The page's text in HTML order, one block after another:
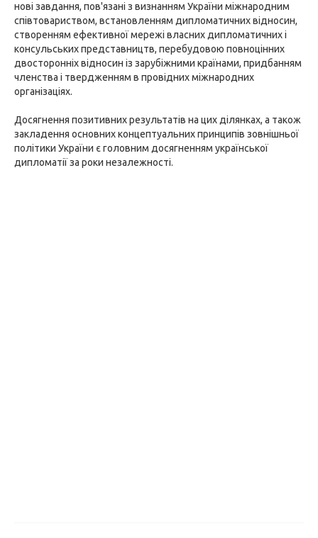
нові завдання, пов'язані з визнанням України міжнародним
співтовариством, встановленням дипломатичних відносин,
створенням ефективної мережі власних дипломатичних і
консульських представництв, перебудовою повноцінних
двосторонніх відносин із зарубіжними країнами, придбанням
членства і твердженням в провідних міжнародних
організаціях.
Досягнення позитивних результатів на цих ділянках, а також
закладення основних концептуальних принципів зовнішньої
політики України є головним досягненням української
дипломатії за роки незалежності.